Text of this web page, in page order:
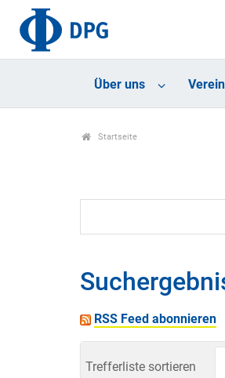
Über uns
Startseite
RSS Feed abonnieren
Trefferliste sortieren